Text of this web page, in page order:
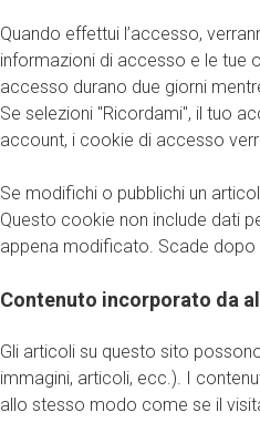
Quando effettui l’accesso,
informazioni di accesso e le tue
accesso durano due giorni
Se selezioni "Ricordami", il tuo
account, i cookie di accesso
Se modifichi o pubblichi un
Questo cookie non include dati
appena modificato. Scade dopo
Contenuto incorporato da
Gli articoli su questo sito
immagini, articoli, ecc.). I
allo stesso modo come se il